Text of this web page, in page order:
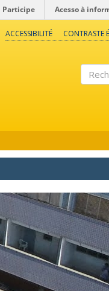
Participe Acesso à
ACCESSIBILITÉ CONTRASTE